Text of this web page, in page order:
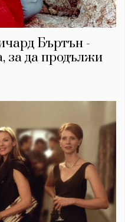
Бъртън -
за да продължи